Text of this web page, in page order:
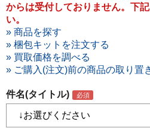
中古品を探す
からは受付しておりません。下
い。
» 商品を探す
» 梱包キットを注文する
» 買取価格を調べる
» ご購入(注文)前の商品の取り置
件名(タイトル)